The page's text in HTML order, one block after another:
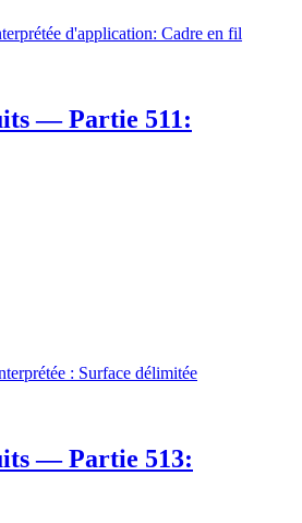
d'application: Cadre en fil
— Partie 511:
: Surface délimitée
— Partie 513: